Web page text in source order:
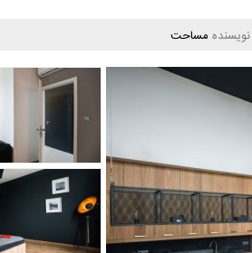
نویسنده مساحت